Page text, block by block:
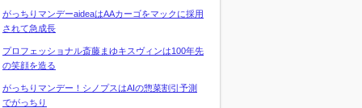
がっちりマンデーaideaはAAカーゴをマックに採用
されて急成長
プロフェッショナル斎藤まゆキスヴィンは100年先
の笑顔を造る
がっちりマンデー！シノプスはAIの惣菜割引予測
でがっちり